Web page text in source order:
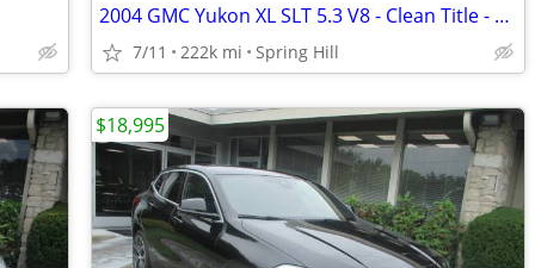
2004 GMC Yukon XL SLT 5.3 V8 - Clean Title - Mechanic Special
7/11 222k mi Spring Hill
$18,995